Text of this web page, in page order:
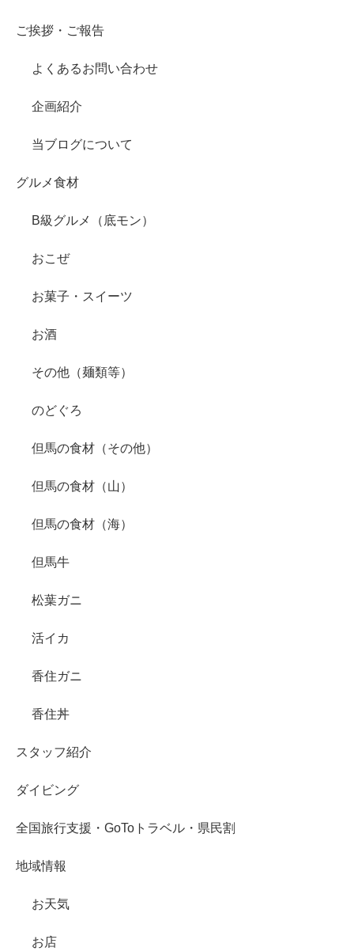
ご挨拶・ご報告
よくあるお問い合わせ
企画紹介
当ブログについて
グルメ食材
B級グルメ（底モン）
おこぜ
お菓子・スイーツ
お酒
その他（麺類等）
のどぐろ
但馬の食材（その他）
但馬の食材（山）
但馬の食材（海）
但馬牛
松葉ガニ
活イカ
香住ガニ
香住丼
スタッフ紹介
ダイビング
全国旅行支援・GoToトラベル・県民割
地域情報
お天気
お店